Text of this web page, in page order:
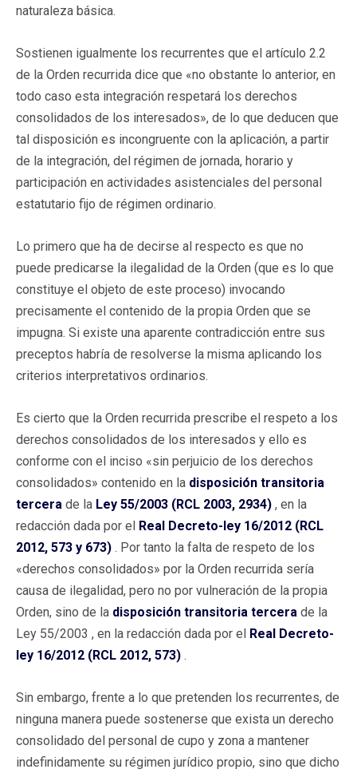
naturaleza básica.
Sostienen igualmente los recurrentes que el artículo 2.2
de la Orden recurrida dice que «no obstante lo anterior, en
todo caso esta integración respetará los derechos
consolidados de los interesados», de lo que deducen que
tal disposición es incongruente con la aplicación, a partir
de la integración, del régimen de jornada, horario y
participación en actividades asistenciales del personal
estatutario fijo de régimen ordinario.
Lo primero que ha de decirse al respecto es que no
puede predicarse la ilegalidad de la Orden (que es lo que
constituye el objeto de este proceso) invocando
precisamente el contenido de la propia Orden que se
impugna. Si existe una aparente contradicción entre sus
preceptos habría de resolverse la misma aplicando los
criterios interpretativos ordinarios.
Es cierto que la Orden recurrida prescribe el respeto a los
derechos consolidados de los interesados y ello es
conforme con el inciso «sin perjuicio de los derechos
consolidados» contenido en la disposición transitoria
tercera de la Ley 55/2003 (RCL 2003, 2934) , en la
redacción dada por el Real Decreto-ley 16/2012 (RCL
2012, 573 y 673) . Por tanto la falta de respeto de los
«derechos consolidados» por la Orden recurrida sería
causa de ilegalidad, pero no por vulneración de la propia
Orden, sino de la disposición transitoria tercera de la
Ley 55/2003 , en la redacción dada por el Real Decreto-
ley 16/2012 (RCL 2012, 573) .
Sin embargo, frente a lo que pretenden los recurrentes, de
ninguna manera puede sostenerse que exista un derecho
consolidado del personal de cupo y zona a mantener
indefinidamente su régimen jurídico propio, sino que dicho